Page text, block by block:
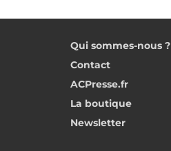
Qui sommes-nous ?
Contact
ACPresse.fr
La boutique
Newsletter